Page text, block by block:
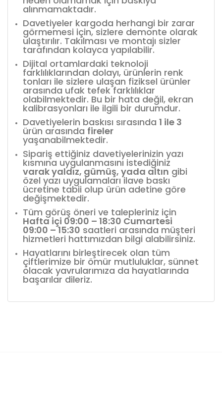
alınmamaktadır.
Davetiyeler kargoda herhangi bir zarar
görmemesi için, sizlere demonte olarak
ulaştırılır. Takılması ve montajı sizler
tarafından kolayca yapılabilir.
Dijital ortamlardaki teknoloji
farklılıklarından dolayı, ürünlerin renk
tonları ile sizlere ulaşan fiziksel ürünler
arasında ufak tefek farklılıklar
olabilmektedir. Bu bir hata değil, ekran
kalibrasyonları ile ilgili bir durumdur.
Davetiyelerin baskısı sırasında 1 ile 3
ürün arasında fireler
yaşanabilmektedir.
Sipariş ettiğiniz davetiyelerinizin yazı
kısmına uygulanmasını istediğiniz
varak yaldız, gümüş, yada altın gibi
özel yazı uygulamaları ilave baskı
ücretine tabii olup ürün adetine göre
değişmektedir.
Tüm görüş öneri ve talepleriniz için
Hafta içi 09:00 – 18:30 Cumartesi
09:00 – 15:30 saatleri arasında müşteri
hizmetleri hattımızdan bilgi alabilirsiniz.
Hayatlarını birleştirecek olan tüm
çiftlerimize bir ömür mutluluklar, sünnet
olacak yavrularımıza da hayatlarında
başarılar dileriz.